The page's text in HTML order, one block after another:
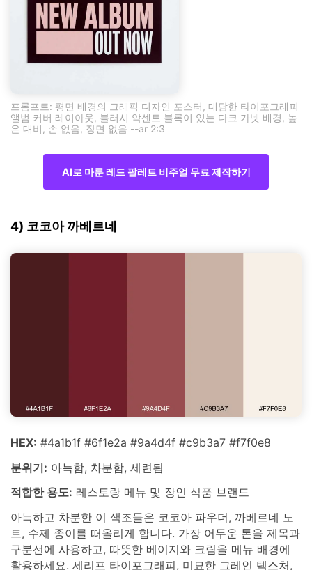
프롬프트: 평면 배경의 그래픽 디자인 포스터, 대담한 타이포그래피
앨범 커버 레이아웃, 블러시 악센트 블록이 있는 다크 가넷 배경, 높
은 대비, 손 없음, 장면 없음 --ar 2:3
AI로 마룬 레드 팔레트 비주얼 무료 제작하기
4) 코코아 까베르네
HEX: #4a1b1f #6f1e2a #9a4d4f #c9b3a7 #f7f0e8
분위기: 아늑함, 차분함, 세련됨
적합한 용도: 레스토랑 메뉴 및 장인 식품 브랜드
아늑하고 차분한 이 색조들은 코코아 파우더, 까베르네 노
트, 수제 종이를 떠올리게 합니다. 가장 어두운 톤을 제목과
구분선에 사용하고, 따뜻한 베이지와 크림을 메뉴 배경에
활용하세요. 세리프 타이포그래피, 미묘한 그레인 텍스처,